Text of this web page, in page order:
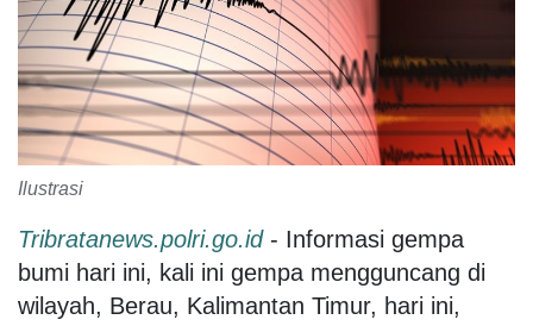
Ilustrasi
Tribratanews.polri.go.id- Informasi gempa
bumi hari ini, kali ini gempa mengguncang di
wilayah, Berau, Kalimantan Timur, hari ini,